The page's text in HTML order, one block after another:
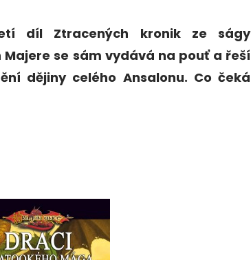
díl Ztracených kronik ze ságy
Majere se sám vydává na pouť a řeší
dějiny celého Ansalonu. Co čeká